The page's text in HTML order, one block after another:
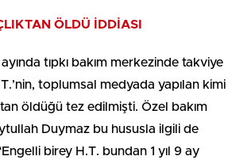
ÖLDÜ İDDİASI
tıpkı bakım merkezinde takviye
toplumsal medyada yapılan kimi
öldüğü tez edilmişti. Özel bakım
Duymaz bu hususla ilgili de
birey H.T. bundan 1 yıl 9 ay